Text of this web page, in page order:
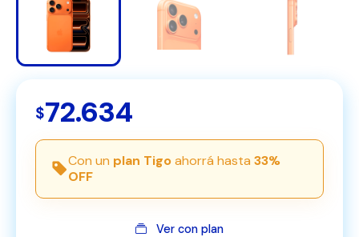
$72.634
Con un plan Tigoahorrá hasta33%
OFF
Ver con plan